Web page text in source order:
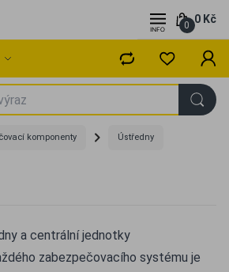
0 Kč
0
komponenty Ústředny
a centrální jednotky
zabezpečovacího systému je